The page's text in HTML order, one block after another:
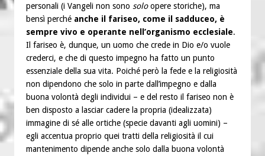
personali (i Vangeli non sono soloopere storiche), ma
bensì perché anche il fariseo, come il sadduceo, è
sempre vivo e operante nell’organismo ecclesiale.
Il fariseo è, dunque, un uomo che crede in Dio e/o vuole
crederci, e che di questo impegno ha fatto un punto
essenziale della sua vita. Poiché però la fede e la religiosità
non dipendono che solo in parte dall’impegno e dalla
buona volontà degli individui – e del resto il fariseo non è
ben disposto a lasciar cadere la propria (idealizzata)
immagine di sé alle ortiche (specie davanti agli uomini) –
egli accentua proprio quei tratti della religiosità il cui
mantenimento dipende anche solo dalla buona volontà